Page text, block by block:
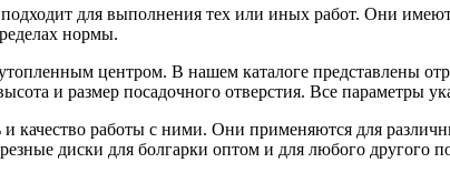
для выполнения тех или иных работ. Они
нормы.
центром. В нашем каталоге представлены
и размер посадочного отверстия. Все параметры
качество работы с ними. Они применяются для
диски для болгарки оптом и для любого другого